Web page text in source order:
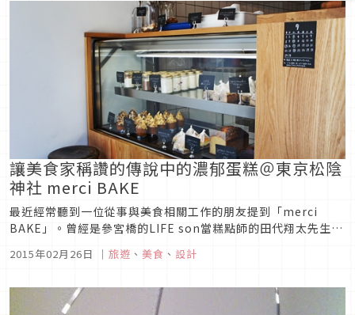
讓美食家稱讚的傳說中的濃郁蛋糕＠東京松陰
神社 merci BAKE
最近經常聽到一位從事與美食相關工作的朋友提到「merci
BAKE」。曾經是參宮橋的LIFE son當糕點師的田代翔太先生，
於松陰神社的商店街裡面。與街道融為一體的普通店面。打開鋁
對...
2015年02月26日 ｜ 旅遊 、 美食 、 設計